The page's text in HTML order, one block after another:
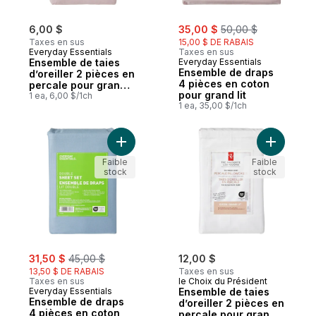
6,00 $
Taxes en sus
Everyday Essentials
Ensemble de taies
d’oreiller 2 pièces en
percale pour grand
lit
1 ea, 6,00 $/1ch
sale:
35,00 $ , formerly:
50,00 $
15,00 $ DE RABAIS
Taxes en sus
Everyday Essentials
Ensemble de draps
4 pièces en coton
pour grand lit
1 ea, 35,00 $/1ch
sale:
31,50 $ , formerly:
45,00 $
13,50 $ DE RABAIS
Taxes en sus
Everyday Essentials
Ensemble de draps
4 pièces en coton
Ajouter Ensemble de draps 4 pièces en
Faible
stock
12,00 $
Taxes en sus
le Choix du Président
Ensemble de taies
d’oreiller 2 pièces en
Ajouter
Faible
stock